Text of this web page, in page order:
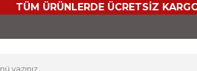
TÜM ÜRÜNLERDE ÜCRETSİZ